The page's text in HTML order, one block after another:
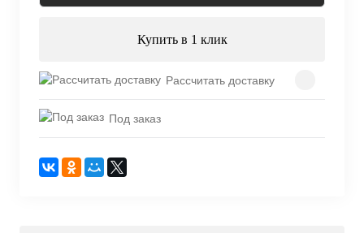
Купить в 1 клик
Рассчитать доставку
Под заказ